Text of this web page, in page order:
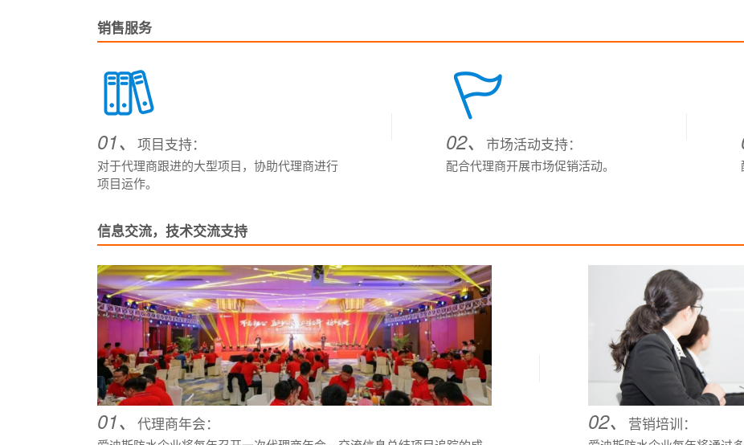
销售服务
01、 项目支持：
对于代理商跟进的大型项目，协助代理商进行
项目运作。
02、 市场活动支持：
配合代理商开展市场促销活动。
信息交流，技术交流支持
01、 代理商年会： 02、 营销培训：